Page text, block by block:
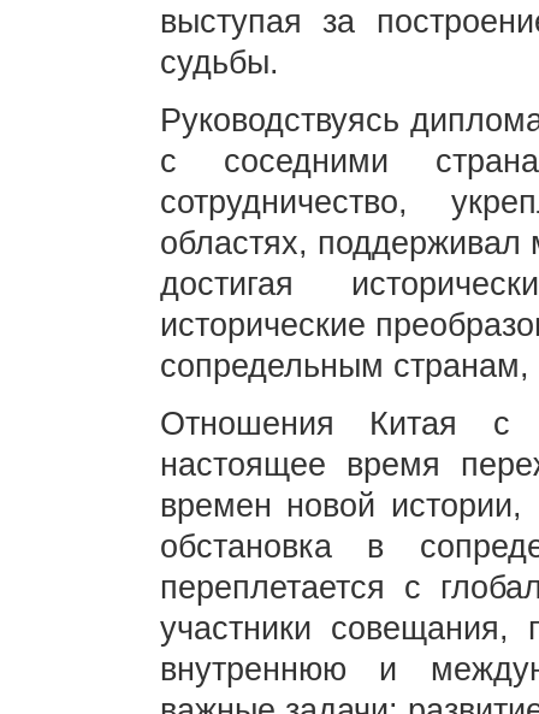
выступая за
судьбы.
Руководствуясь
с соседними
сотрудничество,
областях,
достигая
исторические
сопредельным
Отношения Китая с
настоящее время
времен новой
обстановка в
переплетается с
участники совещания,
внутреннюю и